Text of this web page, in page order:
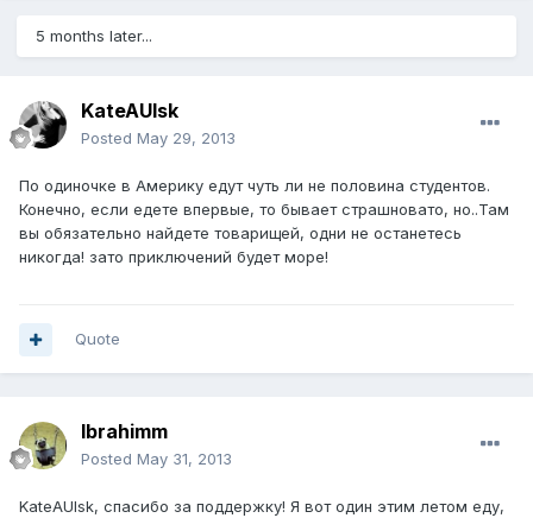
5 months later...
KateAUlsk
Posted May 29, 2013
По одиночке в Америку едут чуть ли не половина студентов.
Конечно, если едете впервые, то бывает страшновато, но..Там
вы обязательно найдете товарищей, одни не останетесь
никогда! зато приключений будет море!
Quote
Ibrahimm
Posted May 31, 2013
KateAUlsk, спасибо за поддержку! Я вот один этим летом еду,